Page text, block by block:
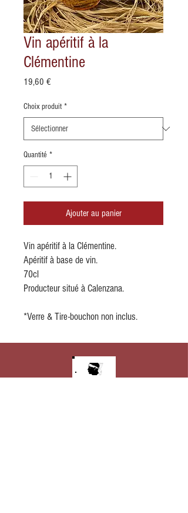
Vin apéritif à la
Clémentine
19,60 €Prix
Choix produit *
Quantité *
Ajouter au panier
Vin apéritif à la Clémentine.
Apéritif à base de vin.
70cl
Producteur situé à Calenzana.
*Verre & Tire-bouchon non inclus.